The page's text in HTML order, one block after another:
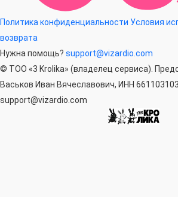
Политика конфиденциальности Условия
возврата
Нужна помощь? support@vizardio.com
© ТОО «3 Krolika» (владелец сервиса).
Васьков Иван Вячеславович, ИНН
support@vizardio.com